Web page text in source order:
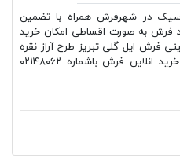
در شهرفرش همراه با تضمین
به صورت اقساطی امکان خرید
فرش ایل گلی تبریز طرح آراز نقره
ای، ۱۲۰۰شانه و تراکم ۳۶۰۰ جهت خرید انلاین فرش باشماره ۰۲۱۴۸۰۶۲